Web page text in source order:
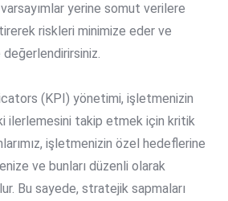
yerine somut verilere
riskleri minimize eder ve
değerlendirirsiniz.
(KPI) yönetimi, işletmenizin
ilerlemesini takip etmek için kritik
işletmenizin özel hedeflerine
ve bunları düzenli olarak
Bu sayede, stratejik sapmaları